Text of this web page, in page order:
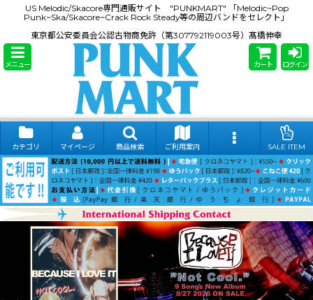
US Melodic/Skacore専門通販サイト "PUNKMART" 「Melodic~Pop
Punk~Ska/Skacore~Crack Rock Steady等の周辺バンドをセレクト」
東京都公安委員会公認古物商免許（第307792119003号）髙橋伸幸
メニュー カート ログイン
カテゴリ マイページ 商品検索 ご利用案内 SALE ITEM